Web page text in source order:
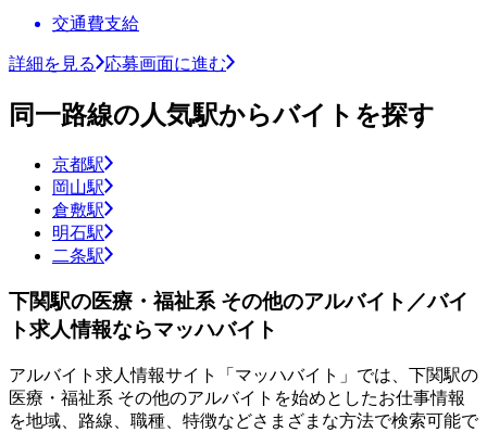
交通費支給
詳細を見る 応募画面に進む
同一路線の人気駅からバイトを探す
京都駅
岡山駅
倉敷駅
明石駅
二条駅
下関駅の医療・福祉系 その他のアルバイト／バイ
ト求人情報ならマッハバイト
アルバイト求人情報サイト「マッハバイト」では、下関駅の
医療・福祉系 その他のアルバイトを始めとしたお仕事情報
を地域、路線、職種、特徴などさまざまな方法で検索可能で